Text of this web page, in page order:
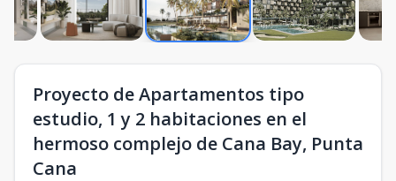
Proyecto de Apartamentos tipo
estudio, 1 y 2 habitaciones en el
hermoso complejo de Cana Bay, Punta
Cana